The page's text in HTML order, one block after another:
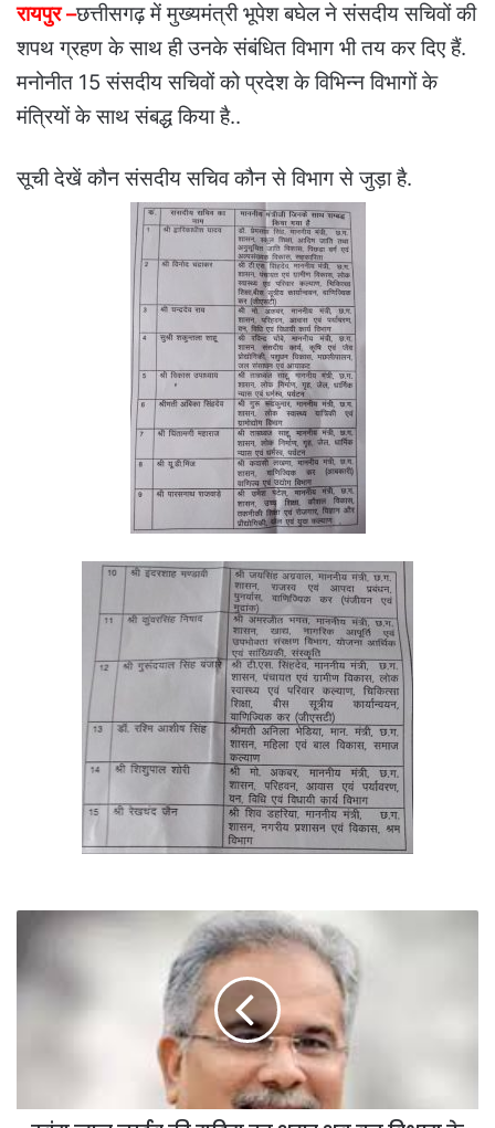
रायपुर –छत्तीसगढ़ में मुख्यमंत्री भूपेश बघेल ने संसदीय सचिवों की
शपथ ग्रहण के साथ ही उनके संबंधित विभाग भी तय कर दिए हैं.
मनोनीत 15 संसदीय सचिवों को प्रदेश के विभिन्न विभागों के
मंत्रियों के साथ संबद्ध किया है..
सूची देखें कौन संसदीय सचिव कौन से विभाग से जुड़ा है.
की
वन